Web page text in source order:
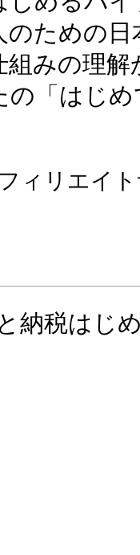
のための
みの理
の「はじ
ィリエイ
納税はじ